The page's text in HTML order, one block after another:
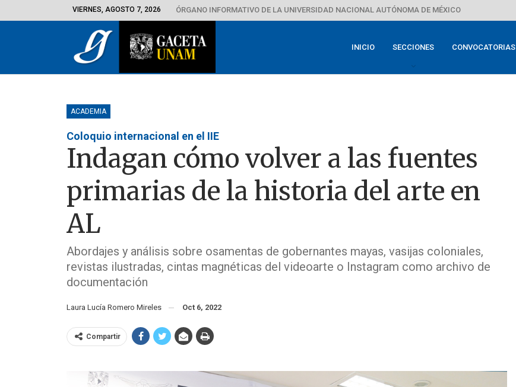
VIERNES, AGOSTO 7, 2026 ÓRGANO INFORMATIVO DE LA UNIVERSIDAD NACIONAL AUTÓNOMA DE MÉXICO
INICIO SECCIONES CONVOCATORIAS
ACADEMIA
Coloquio internacional en el IIE
Indagan cómo volver a las fuentes
primarias de la historia del arte en
AL
Abordajes y análisis sobre osamentas de gobernantes mayas, vasijas coloniales,
revistas ilustradas, cintas magnéticas del videoarte o Instagram como archivo de
documentación
Laura Lucía Romero Mireles Oct 6, 2022
Compartir